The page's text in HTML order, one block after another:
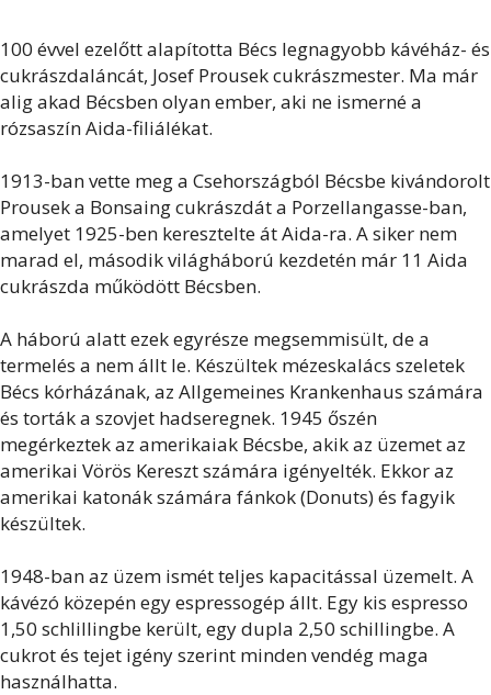
100 évvel ezelőtt alapította Bécs legnagyobb kávéház- és
cukrászdaláncát, Josef Prousek cukrászmester. Ma már
alig akad Bécsben olyan ember, aki ne ismerné a
rózsaszín Aida-filiálékat.
1913-ban vette meg a Csehországból Bécsbe kivándorolt
Prousek a Bonsaing cukrászdát a Porzellangasse-ban,
amelyet 1925-ben keresztelte át Aida-ra. A siker nem
marad el, második világháború kezdetén már 11 Aida
cukrászda működött Bécsben.
A háború alatt ezek egyrésze megsemmisült, de a
termelés a nem állt le. Készültek mézeskalács szeletek
Bécs kórházának, az Allgemeines Krankenhaus számára
és torták a szovjet hadseregnek. 1945 őszén
megérkeztek az amerikaiak Bécsbe, akik az üzemet az
amerikai Vörös Kereszt számára igényelték. Ekkor az
amerikai katonák számára fánkok (Donuts) és fagyik
készültek.
1948-ban az üzem ismét teljes kapacitással üzemelt. A
kávézó közepén egy espressogép állt. Egy kis espresso
1,50 schlillingbe került, egy dupla 2,50 schillingbe. A
cukrot és tejet igény szerint minden vendég maga
használhatta.